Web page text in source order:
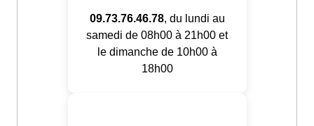
09.73.76.46.78, du lundi au
samedi de 08h00 à 21h00 et
le dimanche de 10h00 à
18h00